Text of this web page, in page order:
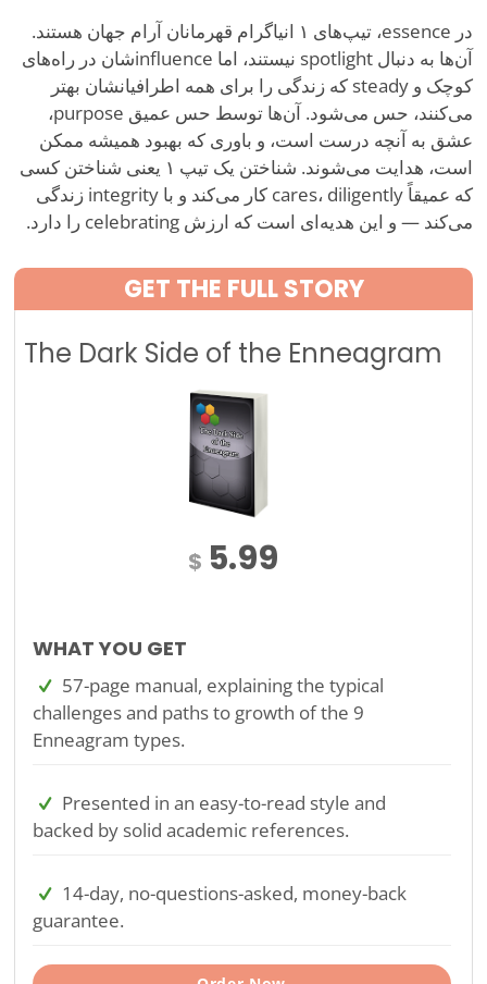
در essence، تیپ‌های ۱ انیاگرام قهرمانان آرام جهان هستند.
آن‌ها به دنبال spotlight نیستند، اما influenceشان در راه‌های
کوچک و steady که زندگی را برای همه اطرافیانشان بهتر
می‌کنند، حس می‌شود. آن‌ها توسط حس عمیق purpose،
عشق به آنچه درست است، و باوری که بهبود همیشه ممکن
است، هدایت می‌شوند. شناختن یک تیپ ۱ یعنی شناختن کسی
که عمیقاً cares، diligently کار می‌کند و با integrity زندگی
می‌کند — و این هدیه‌ای است که ارزش celebrating را دارد.
GET THE FULL STORY
The Dark Side of the Enneagram
$ 5.99
WHAT YOU GET
57-page manual, explaining the typical
challenges and paths to growth of the 9
Enneagram types.
Presented in an easy-to-read style and
backed by solid academic references.
14-day, no-questions-asked, money-back
guarantee.